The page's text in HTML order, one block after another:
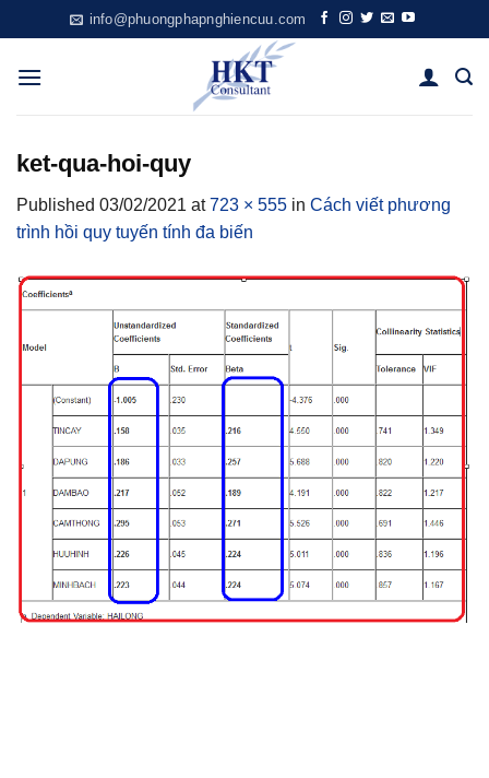
to
content
info@phuongphapnghiencuu.com
ket-qua-hoi-quy
Published 03/02/2021 at723 × 555 in Cách viết phương
trình hồi quy tuyến tính đa biến